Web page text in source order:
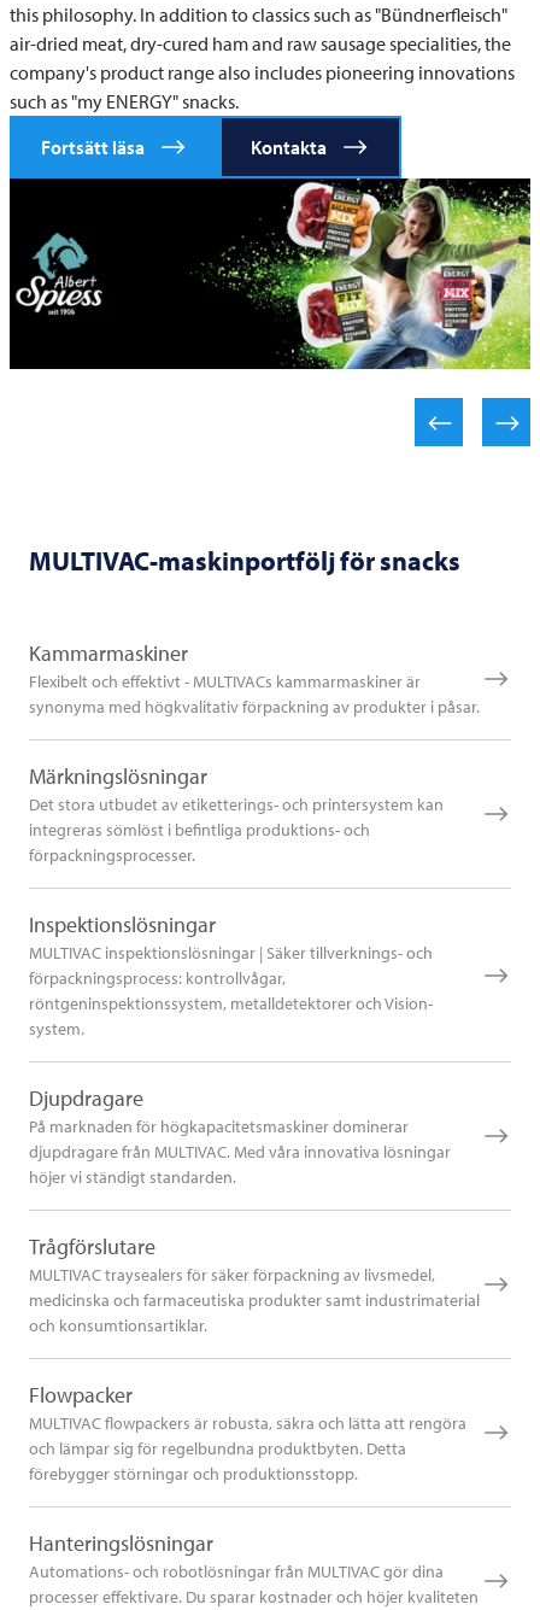
this philosophy. In addition to classics such as "Bündnerfleisch"
air-dried meat, dry-cured ham and raw sausage specialities, the
company's product range also includes pioneering innovations
such as "my ENERGY" snacks.
Fortsätt läsa
Kontakta
MULTIVAC-maskinportfölj för snacks
Kammarmaskiner
Flexibelt och effektivt - MULTIVACs kammarmaskiner är
synonyma med högkvalitativ förpackning av produkter i påsar.
Märkningslösningar
Det stora utbudet av etiketterings- och printersystem kan
integreras sömlöst i befintliga produktions- och
förpackningsprocesser.
Inspektionslösningar
MULTIVAC inspektionslösningar | Säker tillverknings- och
förpackningsprocess: kontrollvågar,
röntgeninspektionssystem, metalldetektorer och Vision-
system.
Djupdragare
På marknaden för högkapacitetsmaskiner dominerar
djupdragare från MULTIVAC. Med våra innovativa lösningar
höjer vi ständigt standarden.
Trågförslutare
MULTIVAC traysealers för säker förpackning av livsmedel,
medicinska och farmaceutiska produkter samt industrimaterial
och konsumtionsartiklar.
Flowpacker
MULTIVAC flowpackers är robusta, säkra och lätta att rengöra
och lämpar sig för regelbundna produktbyten. Detta
förebygger störningar och produktionsstopp.
Hanteringslösningar
Automations- och robotlösningar från MULTIVAC gör dina
processer effektivare. Du sparar kostnader och höjer kvaliteten